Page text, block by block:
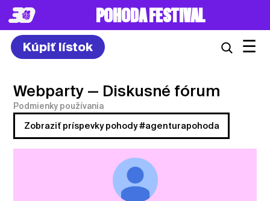
POHODA FESTIVAL
Kúpiť lístok ☰
Webparty — Diskusné fórum
Podmienky používania
Zobraziť príspevky pohody #agenturapohoda